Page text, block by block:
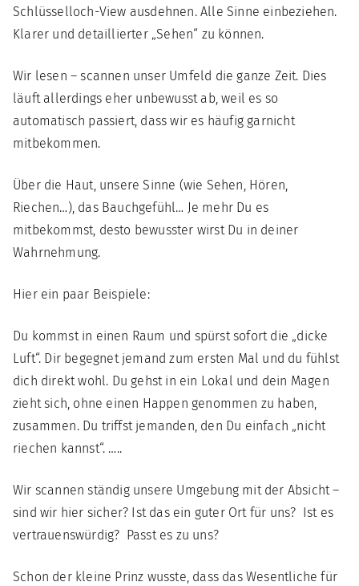
Schlüsselloch-View ausdehnen. Alle Sinne einbeziehen.
Klarer und detaillierter „Sehen“ zu können.
Wir lesen – scannen unser Umfeld die ganze Zeit. Dies
läuft allerdings eher unbewusst ab, weil es so
automatisch passiert, dass wir es häufig garnicht
mitbekommen.
Über die Haut, unsere Sinne (wie Sehen, Hören,
Riechen…), das Bauchgefühl… Je mehr Du es
mitbekommst, desto bewusster wirst Du in deiner
Wahrnehmung.
Hier ein paar Beispiele:
Du kommst in einen Raum und spürst sofort die „dicke
Luft“. Dir begegnet jemand zum ersten Mal und du fühlst
dich direkt wohl. Du gehst in ein Lokal und dein Magen
zieht sich, ohne einen Happen genommen zu haben,
zusammen. Du triffst jemanden, den Du einfach „nicht
riechen kannst“. …..
Wir scannen ständig unsere Umgebung mit der Absicht –
sind wir hier sicher? Ist das ein guter Ort für uns? Ist es
vertrauenswürdig? Passt es zu uns?
Schon der kleine Prinz wusste, dass das Wesentliche für